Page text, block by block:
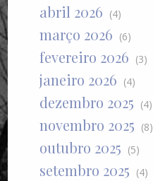
abril 2026 (4)
março 2026 (6)
fevereiro 2026 (3)
janeiro 2026 (4)
dezembro 2025 (4)
novembro 2025 (8)
outubro 2025 (5)
setembro 2025 (4)